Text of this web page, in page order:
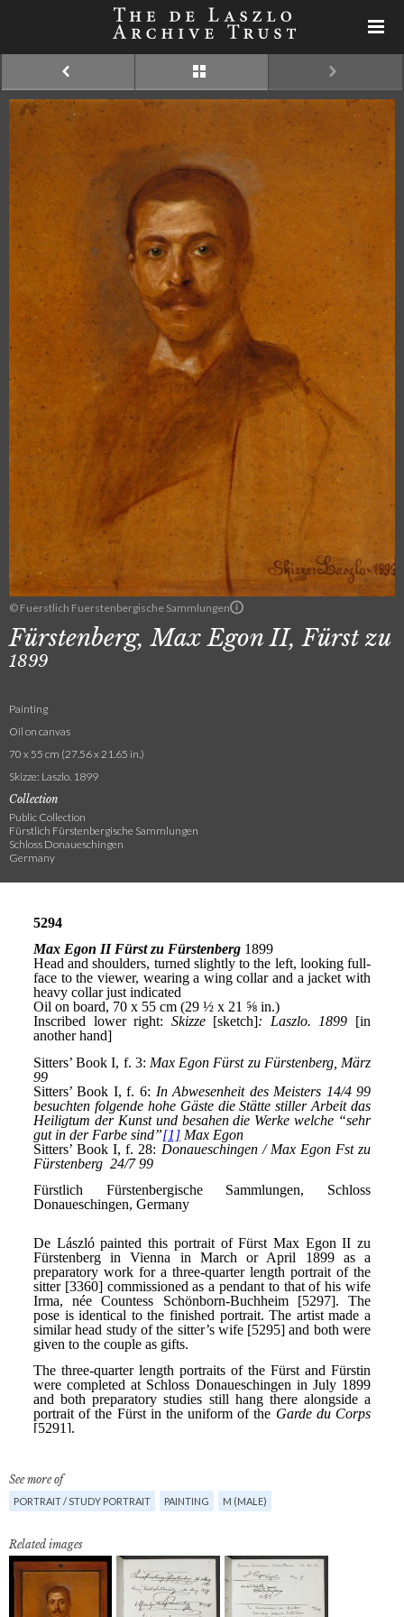
© Fuerstlich Fuerstenbergische Sammlungen
Fürstenberg, Max Egon II, Fürst zu
1899
Painting
Oil on canvas
70 x 55 cm (27.56 x 21.65 in.)
Skizze: Laszlo. 1899
Collection
Public Collection
Fürstlich Fürstenbergische Sammlungen
Schloss Donaueschingen
Germany
See more of
PORTRAIT / STUDY PORTRAIT PAINTING M (MALE)
Related images